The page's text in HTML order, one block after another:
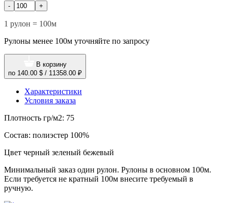
- +
1 рулон = 100м
Рулоны менее 100м уточняйте по запросу
В корзину
по 140.00 $ / 11358.00 ₽
Характеристики
Условия заказа
Плотность гр/м2: 75
Состав: полиэстер 100%
Цвет черный зеленый бежевый
Минимальный заказ один рулон. Рулоны в основном 100м.
Если требуется не кратный 100м внесите требуемый в
ручную.